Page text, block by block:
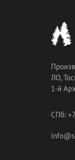
ЛО,
1-й
СПб: